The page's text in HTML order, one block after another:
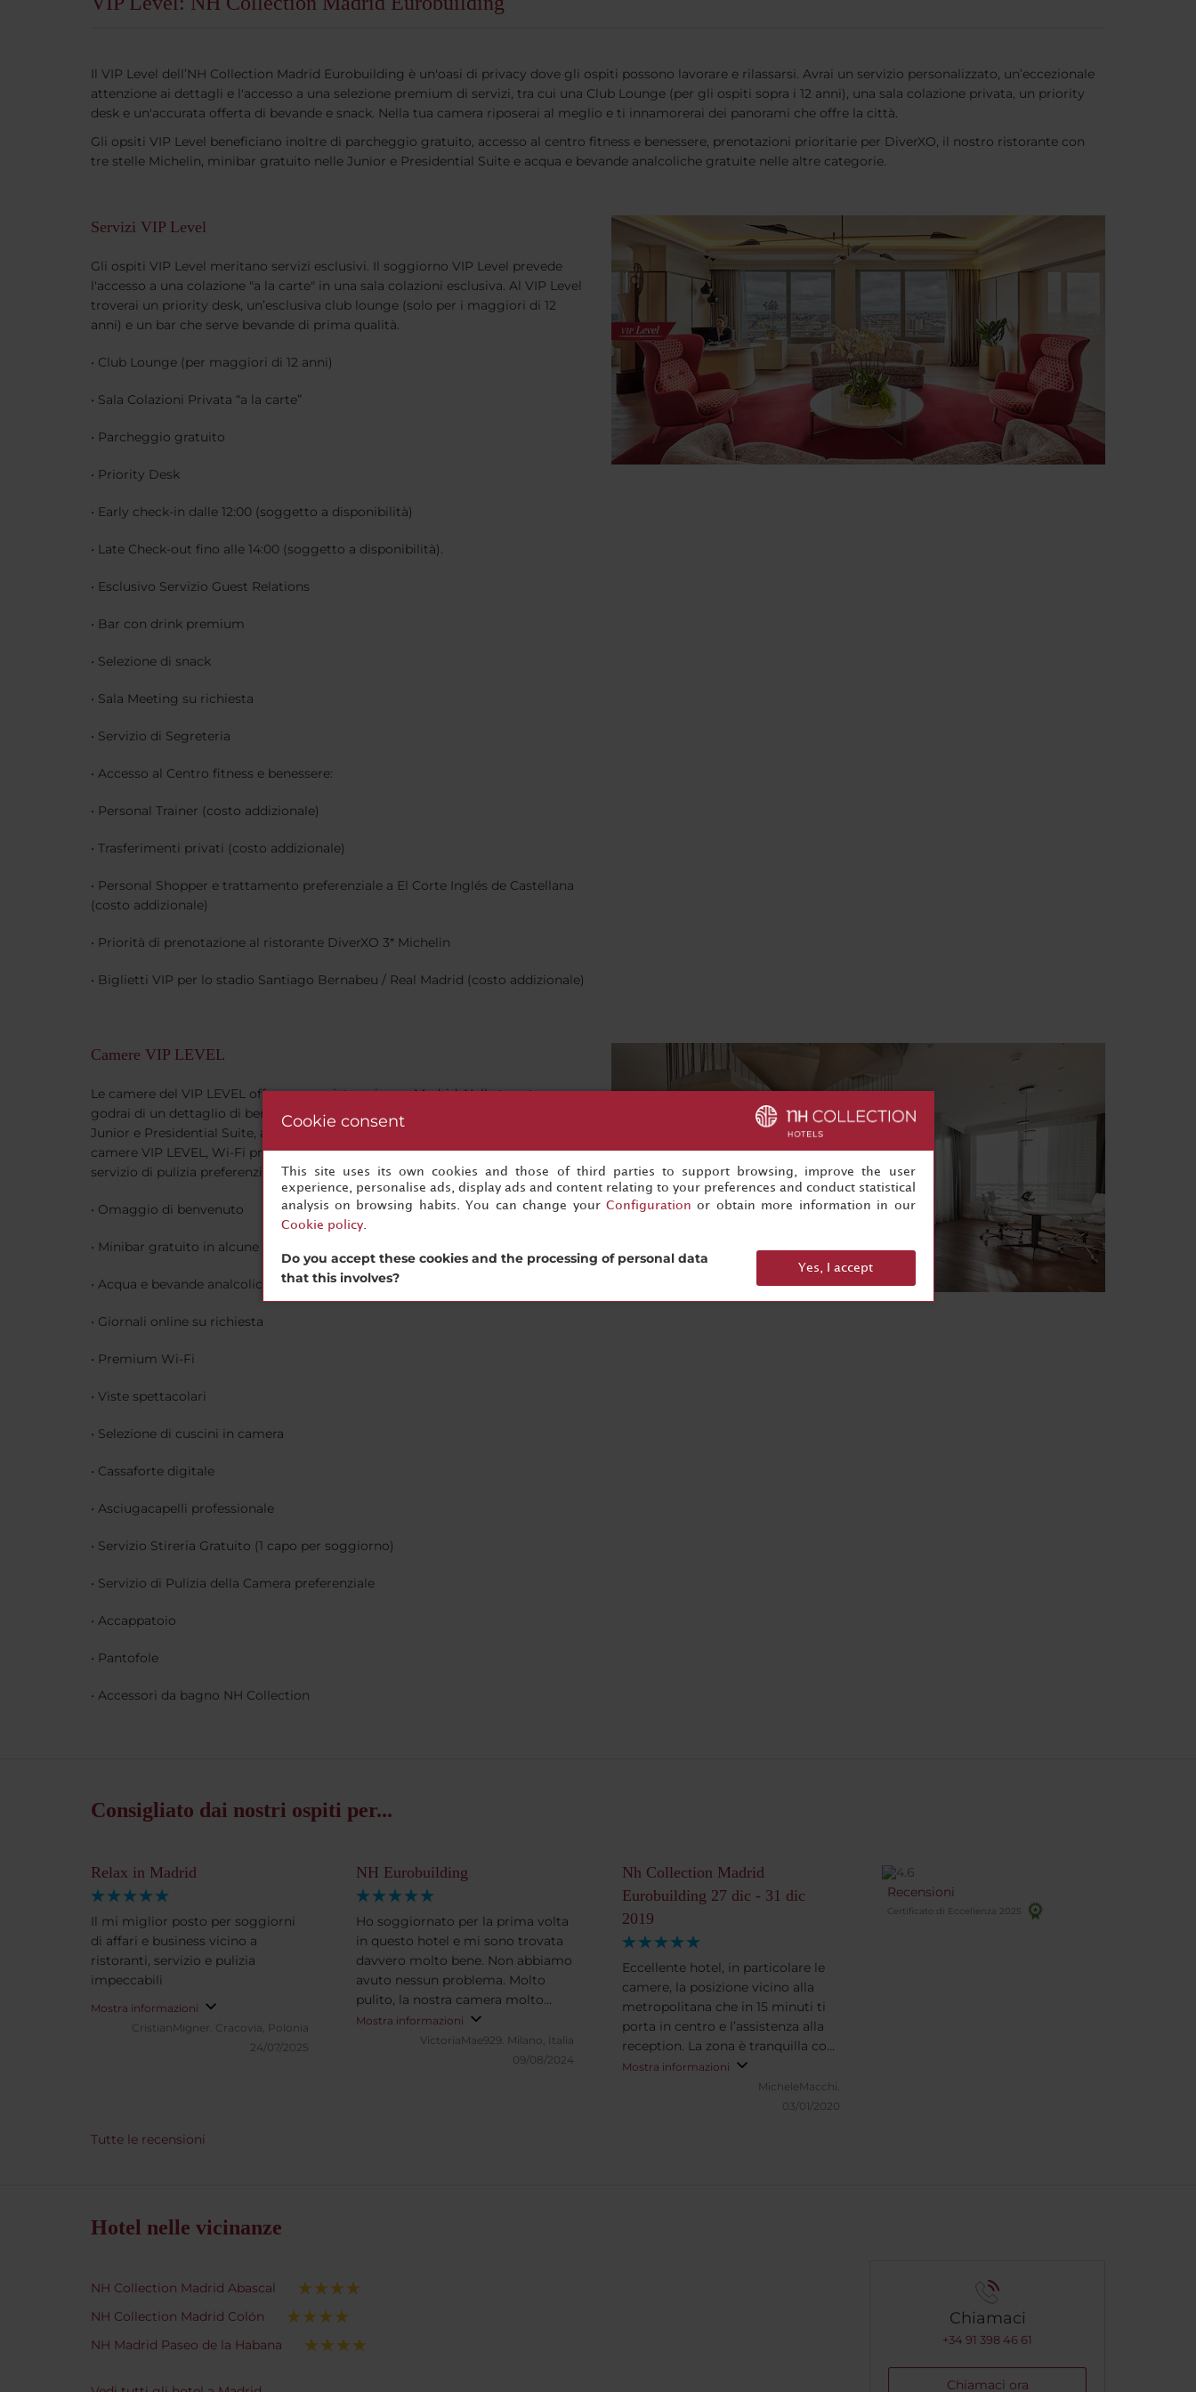
Il VIP Level dell’NH Collection Madrid Eurobuilding è un'oasi di privacy dove gli ospiti possono lavorare e rilassarsi. Avrai un servizio personalizzato, un’eccezionale
attenzione ai dettagli e l'accesso a una selezione premium di servizi, tra cui una Club Lounge (per gli ospiti sopra i 12 anni), una sala colazione privata, un priority
desk e un'accurata offerta di bevande e snack. Nella tua camera riposerai al meglio e ti innamorerai dei panorami che offre la città.
Gli opsiti VIP Level beneficiano inoltre di parcheggio gratuito, accesso al centro fitness e benessere, prenotazioni prioritarie per DiverXO, il nostro ristorante con
tre stelle Michelin, minibar gratuito nelle Junior e Presidential Suite e acqua e bevande analcoliche gratuite nelle altre categorie.
Servizi VIP Level
Gli ospiti VIP Level meritano servizi esclusivi. Il soggiorno VIP Level prevede
l'accesso a una colazione "a la carte" in una sala colazioni esclusiva. Al VIP Level
troverai un priority desk, un’esclusiva club lounge (solo per i maggiori di 12
anni) e un bar che serve bevande di prima qualità.
• Club Lounge (per maggiori di 12 anni)
• Sala Colazioni Privata “a la carte”
• Parcheggio gratuito
• Priority Desk
• Early check-in dalle 12:00 (soggetto a disponibilità)
• Late Check-out fino alle 14:00 (soggetto a disponibilità).
• Esclusivo Servizio Guest Relations
• Bar con drink premium
• Selezione di snack
• Sala Meeting su richiesta
• Servizio di Segreteria
• Accesso al Centro fitness e benessere:
• Personal Trainer (costo addizionale)
• Trasferimenti privati (costo addizionale)
• Personal Shopper e trattamento preferenziale a El Corte Inglés de Castellana
(costo addizionale)
• Priorità di prenotazione al ristorante DiverXO 3* Michelin
• Biglietti VIP per lo stadio Santiago Bernabeu / Real Madrid (costo addizionale)
Camere VIP LEVEL
Le camere del VIP LEVEL offrono una vista unica su Madrid. Nella tua stanza,
godrai di un dettaglio di benvenuto personalizzato, minibar gratuito nelle
Junior e Presidential Suite, acqua e bibite analcoliche gratuite in tutte le
camere VIP LEVEL, Wi-Fi premium, giornali elettronici, cassaforte digitale e
servizio di pulizia preferenziale.
• Omaggio di benvenuto
• Minibar gratuito in alcune categorie di camere
• Acqua e bevande analcoliche gratuite in tutte le categorie di camere
• Giornali online su richiesta
• Premium Wi-Fi
• Viste spettacolari
• Selezione di cuscini in camera
• Cassaforte digitale
• Asciugacapelli professionale
• Servizio Stireria Gratuito (1 capo per soggiorno)
• Servizio di Pulizia della Camera preferenziale
• Accappatoio
• Pantofole
• Accessori da bagno NH Collection
Consigliato dai nostri ospiti per...
Relax in Madrid
Il mi miglior posto per soggiorni
di affari e business vicino a
ristoranti, servizio e pulizia
impeccabili
Mostra informazioni
CristianMigner. Cracovia, Polonia
24/07/2025
NH Eurobuilding
Ho soggiornato per la prima volta
in questo hotel e mi sono trovata
davvero molto bene. Non abbiamo
avuto nessun problema. Molto
pulito, la nostra camera molto
spaziosa e accogliente. Il personale
molto gentile e disponibile. Per
non parlare della colazione, molto
Mostra informazioni
VictoriaMae929. Milano, Italia
09/08/2024
Nh Collection Madrid
Eurobuilding 27 dic - 31 dic
2019
Eccellente hotel, in particolare le
camere, la posizione vicino alla
metropolitana che in 15 minuti ti
porta in centro e l’assistenza alla
reception. La zona è tranquilla con
alcuni negozi, bar, ristoranti di
buon livello. In taxi dista 20 minuti
Mostra informazioni
MicheleMacchi.
03/01/2020
Recensioni
Certificato di Eccellenza 2025
Tutte le recensioni
Hotel nelle vicinanze
NH Collection Madrid Abascal
NH Collection Madrid Colón
NH Madrid Paseo de la Habana
Chiamaci
+34 91 398 46 61
Chiamaci ora
Cookie consent
This site uses its own cookies and those of third parties to support browsing, improve the user
experience, personalise ads, display ads and content relating to your preferences and conduct statistical
analysis on browsing habits. You can change your Configuration or obtain more information in our
Cookie policy.
Do you accept these cookies and the processing of personal data
that this involves?
Yes, I accept